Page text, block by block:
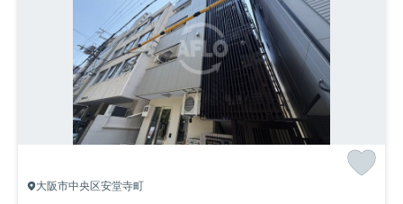
大阪市中央区安堂寺町